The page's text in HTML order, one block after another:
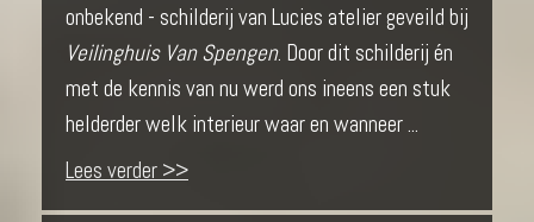
onbekend - schilderij van Lucies atelier geveild bij
Veilinghuis Van Spengen. Door dit schilderij én
met de kennis van nu werd ons ineens een stuk
helderder welk interieur waar en wanneer ...
Lees verder >>